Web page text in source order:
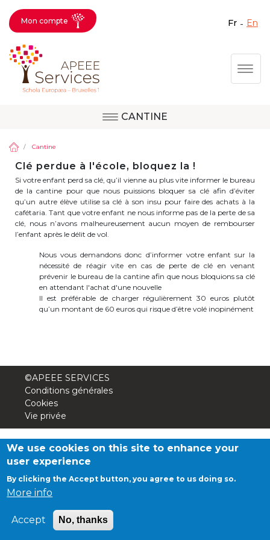
Aller
Fermer X
Question, avis,
demande, suggestion :
contactez le bon
service !
Activités périscolaires Berkendael
+32 (0)472 07 35 25
periscolaire.berkendael@apeee-bxl1-
services.be
Activités périscolaires Uccle
+32 (0)2 375 31 35
cesame@apeee-bxl1-services.be
BE30 3100 2003 2711
Cantine
+32 (0)2 374 76 75
cantine@apeee-bxl1-services.be
Mon compte fr en
CANTINE
Site de Berkendael
Cantine
Clé perdue à l'école, bloquez la !
Si votre enfant perd sa clé, qu’il vienne au plus vite informer le bureau
de la cantine pour que nous puissions bloquer sa clé afin d’éviter
qu’un autre élève utilise sa clé à son insu pour faire des achats à la
cafétaria. Tant que votre enfant ne nous informe pas de la perte de sa
clé, nous n’avons malheureusement aucun moyen de rembourser
l’enfant après le délit de vol.
Nous vous demandons donc d’informer votre enfant sur la
nécessité de réagir vite en cas de perte de clé en venant
prévenir le bureau de la cantine afin que nous bloquions sa clé
en attendant l'achat d'une nouvelle
Il est préférable de charger régulièrement 30 euros plutôt
qu’un montant de 60 euros qui risque d’être volé inopinément
©APEEE SERVICES
Conditions générales
Cookies
Vie privée
We use cookies on this site to enhance your
user experience
By clicking the Accept button, you agree to us doing so.
More info
Accept No, thanks